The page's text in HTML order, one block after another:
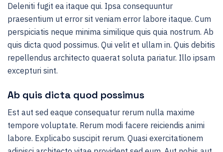
Deleniti fugit ea itaque qui. Ipsa consequuntur
praesentium ut error sit veniam error labore itaque. Cum
perspiciatis neque minima similique quis quia nostrum. Ab
quis dicta quod possimus. Qui velit et ullam in. Quis debitis
repellendus architecto quaerat soluta pariatur. Illo ipsam
excepturi sint.
Ab quis dicta quod possimus
Est aut sed eaque consequatur rerum nulla maxime
tempore voluptate. Rerum modi facere reiciendis animi
labore. Explicabo suscipit rerum. Quasi exercitationem